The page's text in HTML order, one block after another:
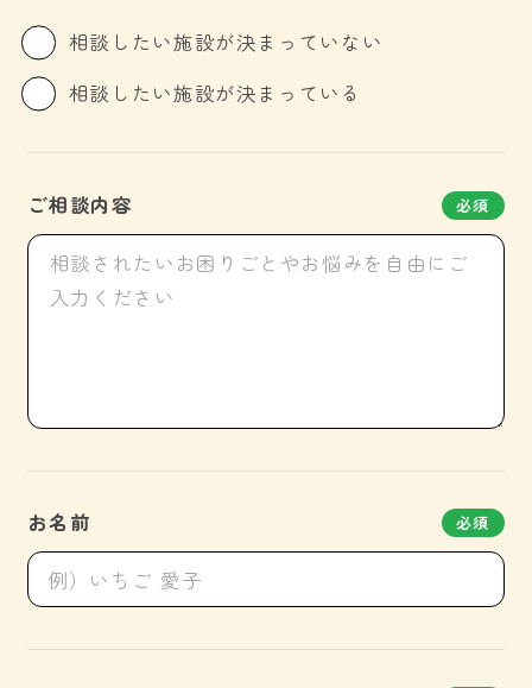
相談したい施設が決まっていない
相談したい施設が決まっている
ご相談内容 必須
お名前 必須